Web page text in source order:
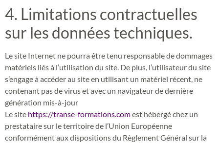
4. Limitations contractuelles
sur les données techniques.
Le site Internet ne pourra être tenu responsable de dommages
matériels liés à l’utilisation du site. De plus, l’utilisateur du site
s’engage à accéder au site en utilisant un matériel récent, ne
contenant pas de virus et avec un navigateur de dernière
génération mis-à-jour
Le site https://transe-formations.comest hébergé chez un
prestataire sur le territoire de l’Union Européenne
conformément aux dispositions du Règlement Général sur la